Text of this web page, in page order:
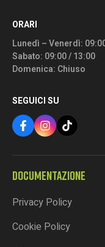
ORARI
Lunedì – Venerdì:
Sabato: 09:00 / 13:00
Domenica: Chiuso
SEGUICI SU
DOCUMENTAZIONE
Privacy Policy
Cookie Policy